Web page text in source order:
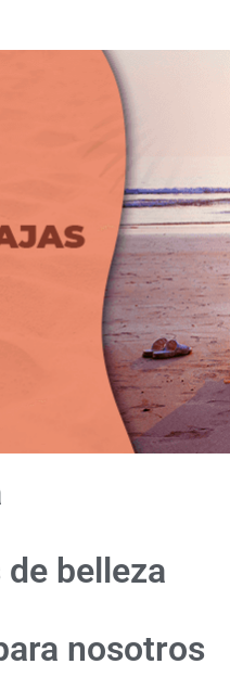
belleza
nosotros